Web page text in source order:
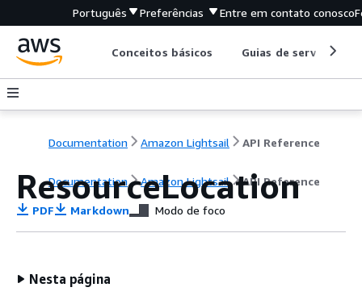
Português Preferências Entre em contato conosco
Conceitos básicos Guias de serviço
Documentation Amazon Lightsail API Reference
Documentation Amazon Lightsail API Reference
ResourceLocation
PDF Markdown Modo de foco
Nesta página